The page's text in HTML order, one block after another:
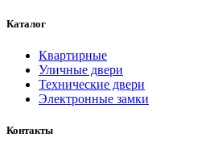
Каталог
Квартирные
Уличные двери
Технические двери
Электронные замки
Контакты